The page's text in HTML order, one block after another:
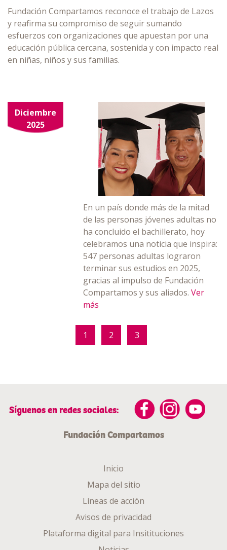
Fundación Compartamos reconoce el trabajo de Lazos
y reafirma su compromiso de seguir sumando
esfuerzos con organizaciones que apuestan por una
educación pública cercana, sostenida y con impacto real
en niñas, niños y sus familias.
Diciembre
2025
En un país donde más de la mitad
de las personas jóvenes adultas no
ha concluido el bachillerato, hoy
celebramos una noticia que inspira:
547 personas adultas lograron
terminar sus estudios en 2025,
gracias al impulso de Fundación
Compartamos y sus aliados.Ver
más
1 2 3
Síguenos en redes sociales:
Fundación Compartamos
Inicio
Mapa del sitio
Líneas de acción
Avisos de privacidad
Plataforma digital para Insitituciones